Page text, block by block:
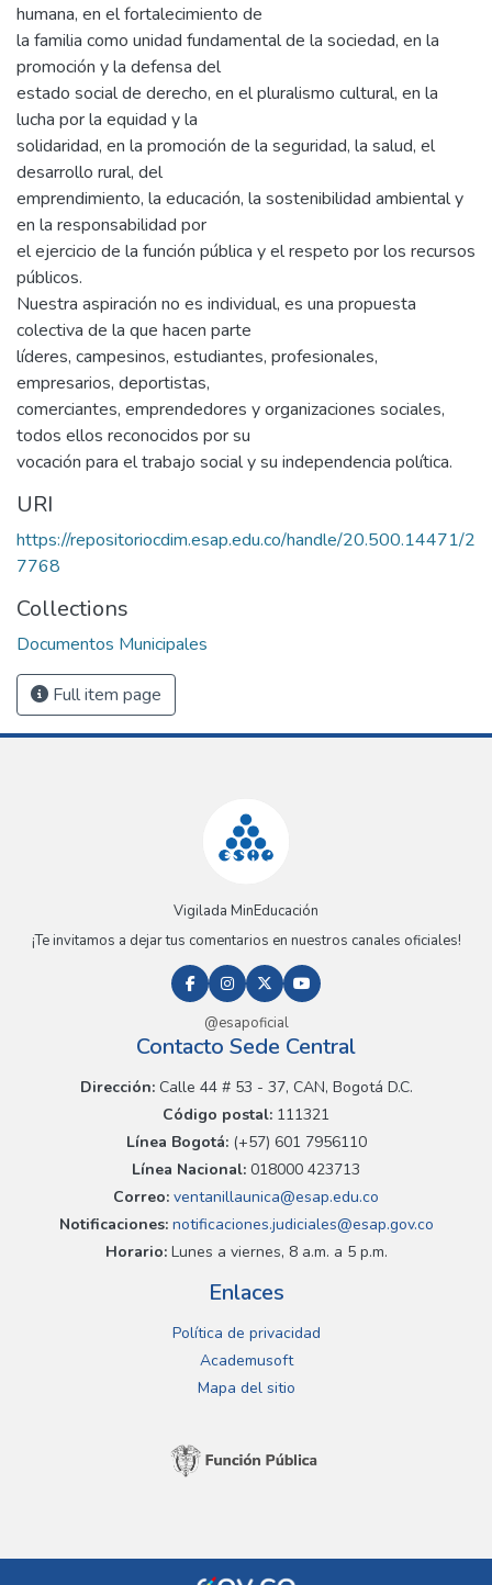
humana, en el fortalecimiento de
la familia como unidad fundamental de la sociedad, en la
promoción y la defensa del
estado social de derecho, en el pluralismo cultural, en la
lucha por la equidad y la
solidaridad, en la promoción de la seguridad, la salud, el
desarrollo rural, del
emprendimiento, la educación, la sostenibilidad ambiental y
en la responsabilidad por
el ejercicio de la función pública y el respeto por los recursos
públicos.
Nuestra aspiración no es individual, es una propuesta
colectiva de la que hacen parte
líderes, campesinos, estudiantes, profesionales,
empresarios, deportistas,
comerciantes, emprendedores y organizaciones sociales,
todos ellos reconocidos por su
vocación para el trabajo social y su independencia política.
URI
https://repositoriocdim.esap.edu.co/handle/20.500.14471/2
7768
Collections
Documentos Municipales
Full item page
Vigilada MinEducación
¡Te invitamos a dejar tus comentarios en nuestros canales oficiales!
@esapoficial
Contacto Sede Central
Dirección:Calle 44 # 53 - 37, CAN, Bogotá D.C.
Código postal: 111321
Línea Bogotá:(+57) 601 7956110
Línea Nacional: 018000 423713
Correo: ventanillaunica@esap.edu.co
Notificaciones:notificaciones.judiciales@esap.gov.co
Horario:Lunes a viernes, 8 a.m. a 5 p.m.
Enlaces
Política de privacidad
Academusoft
Mapa del sitio